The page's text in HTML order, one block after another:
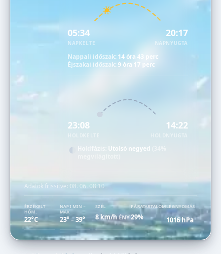
05:34
NAPKELTE
20:17
NAPNYUGTA
Nappali időszak: 14 óra 43 perc
Éjszakai időszak:9 óra 17 perc
23:08 14:22
HOLDNYUGTA
Holdfázis: Utolsó negyed
Adatok frissítve: 08. 06. 08:10
ÉRZÉKELT
HŐM.
22°C
NAPI MIN –
MAX
23° –39°
SZÉL
8 km/hÉNY
PÁRATARTALOM
29%
LÉGNYOMÁS
1016 hPa